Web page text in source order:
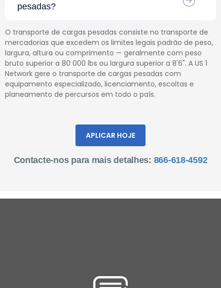
pesadas?
O transporte de cargas pesadas consiste no transporte de
mercadorias que excedem os limites legais padrão de peso,
largura, altura ou comprimento — geralmente com peso
bruto superior a 80 000 lbs ou largura superior a 8'6". A US 1
Network gere o transporte de cargas pesadas com
equipamento especializado, licenciamento, escoltas e
planeamento de percursos em todo o país.
APLICAR HOJE
Contacte-nos para mais detalhes: 866-618-4592